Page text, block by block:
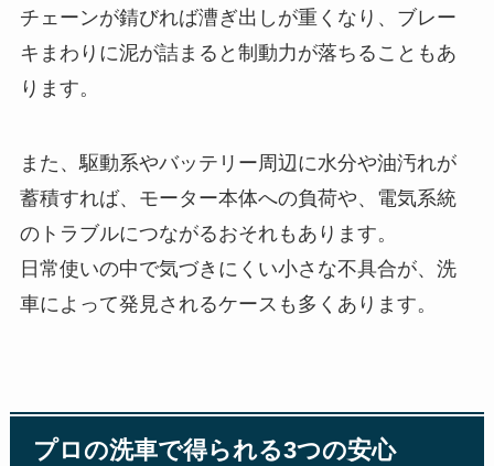
チェーンが錆びれば漕ぎ出しが重くなり、ブレー
キまわりに泥が詰まると制動力が落ちることもあ
ります。
また、駆動系やバッテリー周辺に水分や油汚れが
蓄積すれば、モーター本体への負荷や、電気系統
のトラブルにつながるおそれもあります。
日常使いの中で気づきにくい小さな不具合が、洗
車によって発見されるケースも多くあります。
プロの洗車で得られる3つの安心